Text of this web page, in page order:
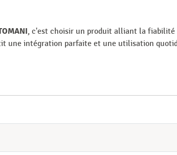
, c'est choisir un produit alliant la fiabilité
une intégration parfaite et une utilisation